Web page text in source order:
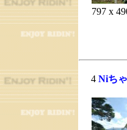
797 x
4 Niち